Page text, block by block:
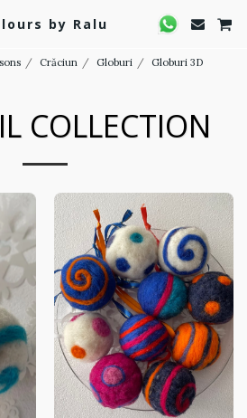
by Ralu
Crăciun Globuri
Globuri 3D
COLLECTION